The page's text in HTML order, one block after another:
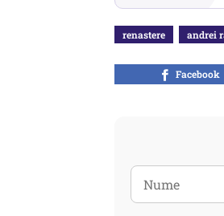
renastere andrei
Facebook